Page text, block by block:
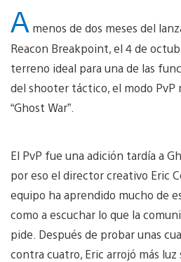
A menos de dos meses del
Reacon Breakpoint, el 4 de
terreno ideal para una de las
del shooter táctico, el modo PvP
“Ghost War”.
El PvP fue una adición tardía a
por eso el director creativo Eric
equipo ha aprendido mucho de
como a escuchar lo que la
pide. Después de probar unas
contra cuatro, Eric arrojó más